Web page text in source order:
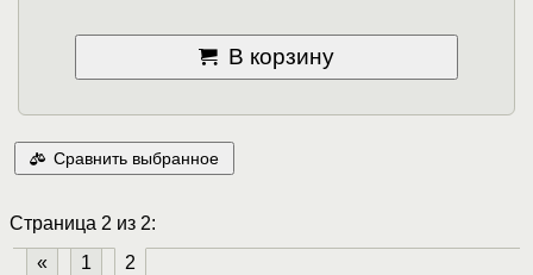
В корзину
Сравнить выбранное
Страница 2 из 2:
«
1 2